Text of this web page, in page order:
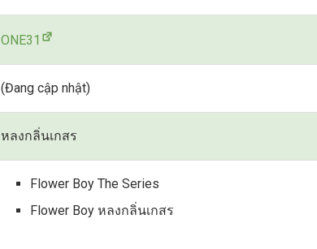
ONE31
(Đang cập nhật)
หลงกลิ่นเกสร
Flower Boy The Series
Flower Boy หลงกลิ่นเกสร